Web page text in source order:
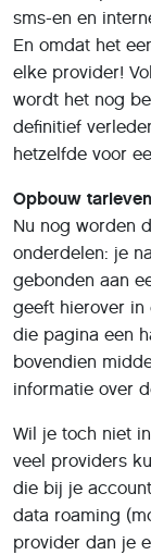
sms-en en
En omdat het
elke provider!
wordt het nog
definitief
hetzelfde voor
Opbouw tarieven
Nu nog worden
onderdelen: je
gebonden aan
geeft hierover in
die pagina een
bovendien
informatie over
Wil je toch niet
veel providers
die bij je
data roaming
provider dan je